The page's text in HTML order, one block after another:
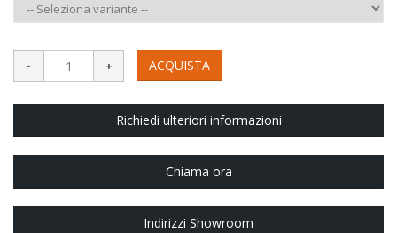
ACQUISTA
Richiedi ulteriori informazioni
Chiama ora
Indirizzi Showroom